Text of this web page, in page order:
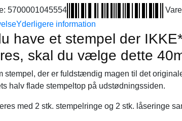
5700001045554
Yderligere information
have et stempel der
skal du vælge dette
stempel, der er fuldstændig magen til det
halv flade stempeltop på udstødningssiden.
med 2 stk. stempelringe og 2 stk. låseringe